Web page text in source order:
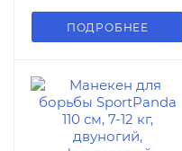
ПОДРОБНЕЕ